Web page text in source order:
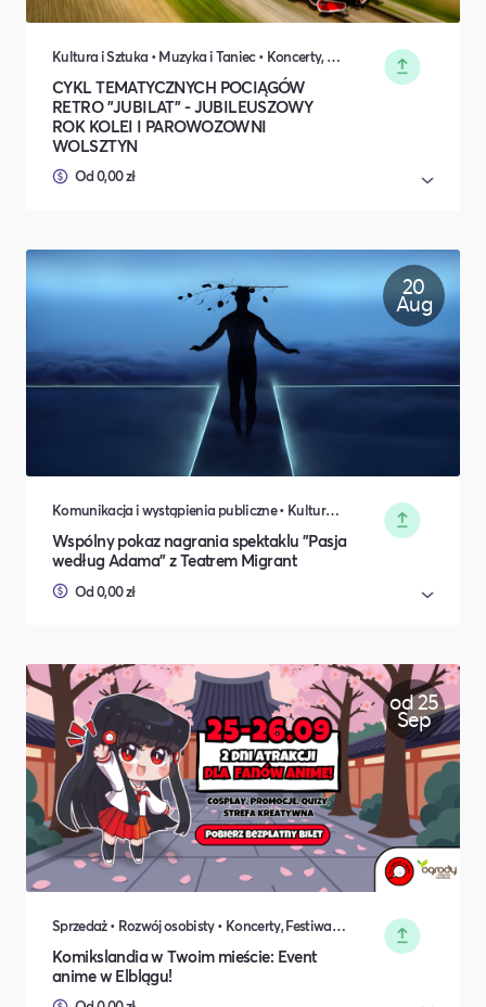
Kultura i Sztuka • Muzyka i Taniec • Koncerty, Festiwale, Rozrywka • Turystyka i podróże • Transport i logistyka • Rodzina i relacje międzyludzkie • Środowisko naturalne
CYKL TEMATYCZNYCH POCIĄGÓW
RETRO "JUBILAT" - JUBILEUSZOWY
ROK KOLEI I PAROWOZOWNI
WOLSZTYN
Od 0,00 zł
20
Aug
Komunikacja i wystąpienia publiczne • Kultura i Sztuka • Koncerty, Festiwale, Rozrywka
Wspólny pokaz nagrania spektaklu "Pasja
według Adama" z Teatrem Migrant
Od 0,00 zł
od 25
Sep
Sprzedaż • Rozwój osobisty • Koncerty, Festiwale, Rozrywka • DIY, Majsterkowanie, Hobby • Rodzina i relacje międzyludzkie
Komikslandia w Twoim mieście: Event
anime w Elblągu!